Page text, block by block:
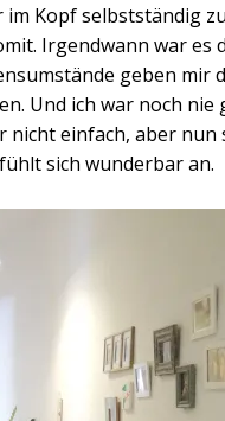
im Kopf selbstständig
Irgendwann war es
geben mir
Und ich war noch nie
nicht einfach, aber nun
sich wunderbar an.